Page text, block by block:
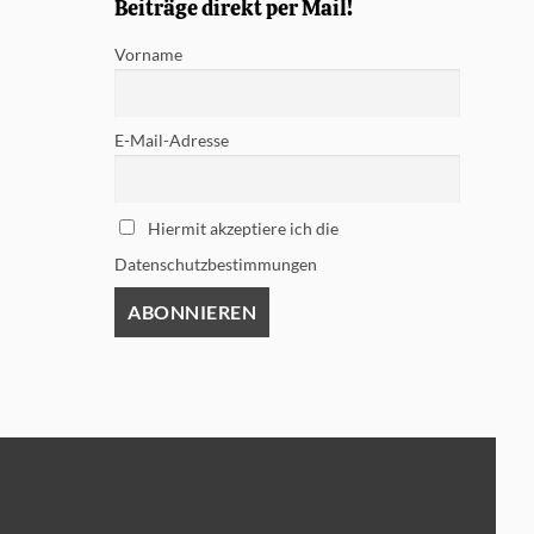
Beiträge direkt per Mail!
Vorname
E-Mail-Adresse
Hiermit akzeptiere ich die
Datenschutzbestimmungen